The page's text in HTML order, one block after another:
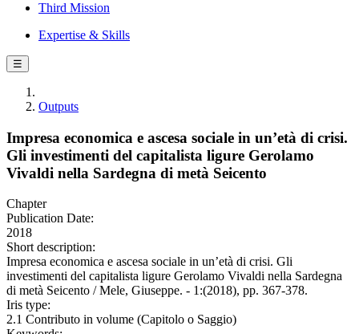
Third Mission
Expertise & Skills
☰
Outputs
Impresa economica e ascesa sociale in un’età di crisi.
Gli investimenti del capitalista ligure Gerolamo
Vivaldi nella Sardegna di metà Seicento
Chapter
Publication Date:
2018
Short description:
Impresa economica e ascesa sociale in un’età di crisi. Gli
investimenti del capitalista ligure Gerolamo Vivaldi nella Sardegna
di metà Seicento / Mele, Giuseppe. - 1:(2018), pp. 367-378.
Iris type:
2.1 Contributo in volume (Capitolo o Saggio)